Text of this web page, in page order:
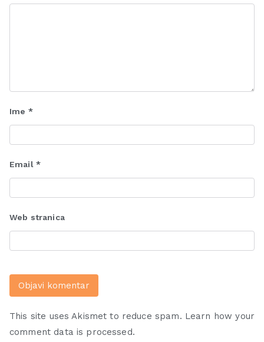
Ime *
Email *
Web stranica
This site uses Akismet to reduce spam. Learn how your
comment data is processed.